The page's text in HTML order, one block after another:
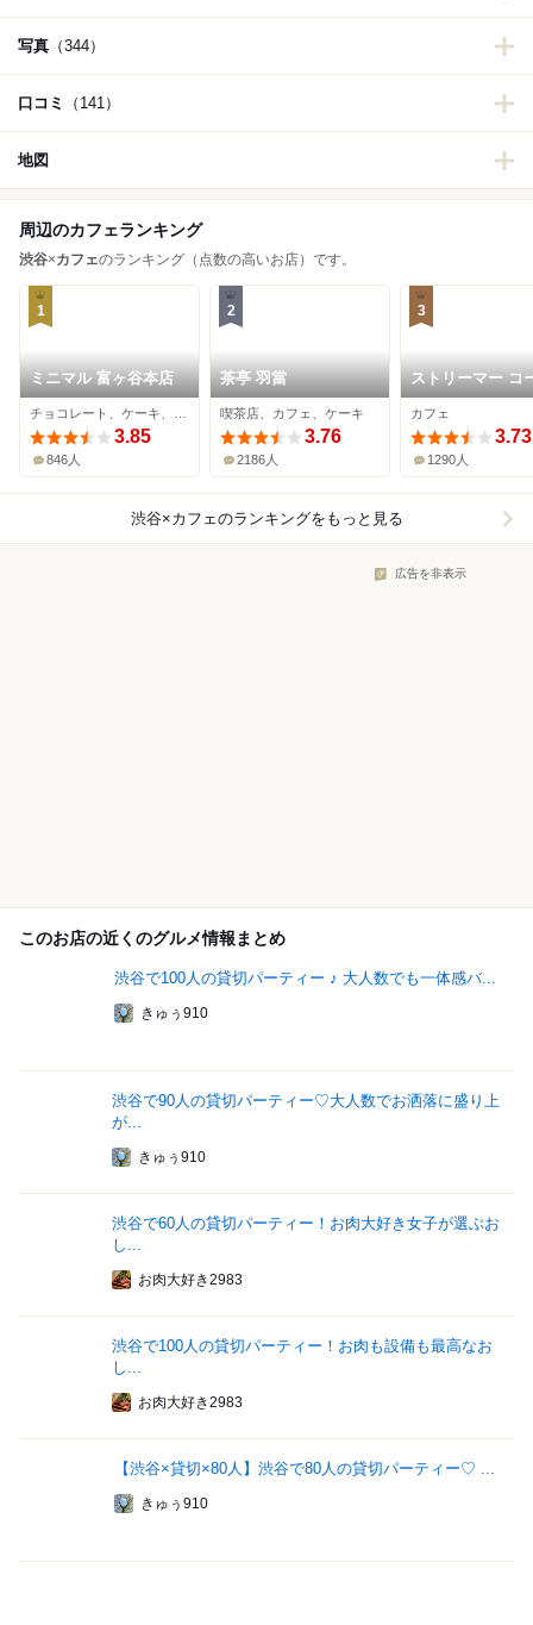
写真 （344）
口コミ （141）
地図
周辺のカフェランキング
渋谷×カフェのランキング（点数の高いお店）です。
1
ミニマル 富ヶ谷本店
3.85
846人
2
茶亭 羽當
喫茶店、カフェ、ケーキ
3.76
2186人
3
ストリーマー コ
ーカンパニー
SHIBUYA
カフェ
3.73
1290人
渋谷×カフェのランキングをもっと見る
広告を非表示
このお店の近くのグルメ情報まとめ
渋谷で100人の貸切パーティー ♪ 大人数でも一体感バ...
きゅぅ910
渋谷で90人の貸切パーティー♡大人数でお洒落に盛り上
が...
きゅぅ910
渋谷で60人の貸切パーティー！お肉大好き女子が選ぶお
し...
お肉大好き2983
渋谷で100人の貸切パーティー！お肉も設備も最高なお
し...
お肉大好き2983
【渋谷×貸切×80人】渋谷で80人の貸切パーティー♡ ...
きゅぅ910